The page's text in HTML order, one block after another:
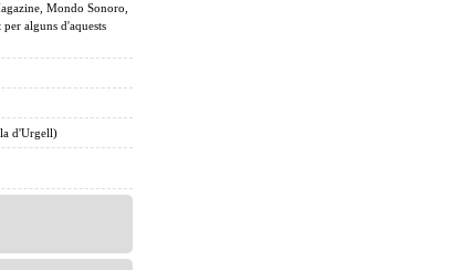
Mondo Sonoro,
alguns d'aquests
d'Urgell)